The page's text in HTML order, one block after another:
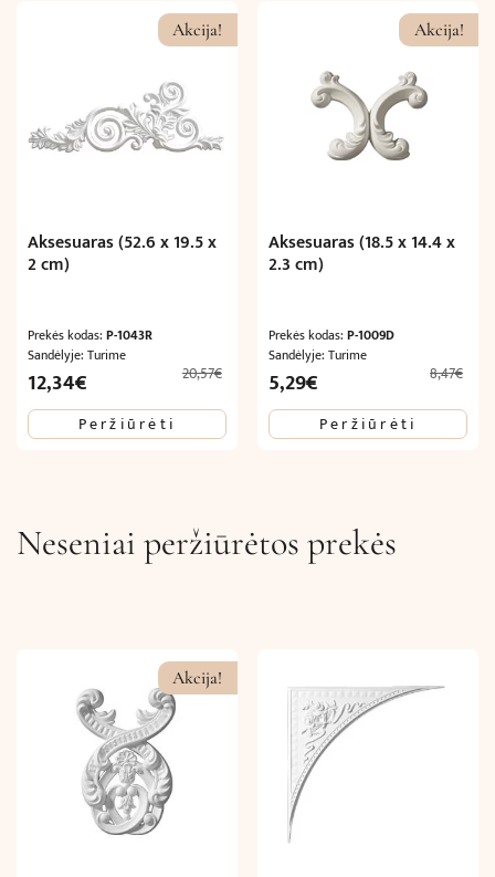
Akcija!
Aksesuaras (52.6 x 19.5 x
2 cm)
Prekės kodas: P-1043R
Sandėlyje: Turime
20,57€
Original
price
was:
12,34€
price
is:
Peržiūrėti
Akcija!
Aksesuaras (18.5 x 14.4 x
2.3 cm)
Prekės kodas:P-1009D
Sandėlyje: Turime
8,47€
Original
price
was:
5,29€
price
is:
Peržiūrėti
Neseniai peržiūrėtos prekės
Akcija!